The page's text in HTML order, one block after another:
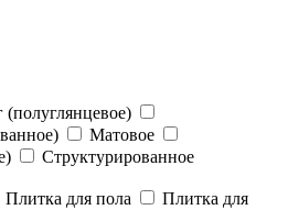
(полуглянцевое)
Матовое
Структурированное
Плитка для пола
Плитка для